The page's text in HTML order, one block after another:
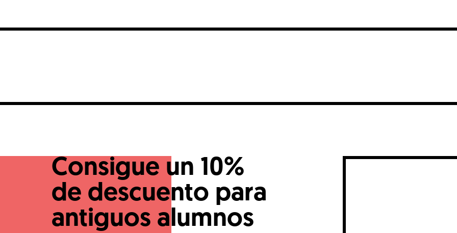
Consigue un 10%
de descuento para
antiguos alumnos